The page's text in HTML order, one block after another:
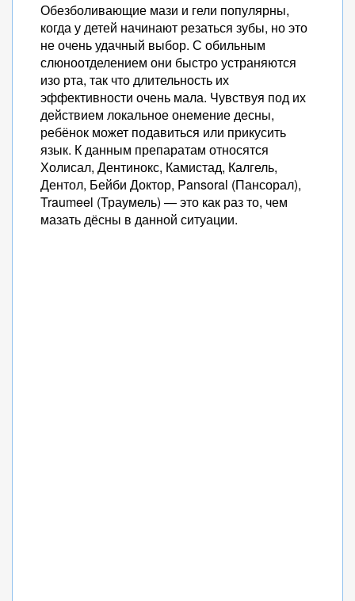
Обезболивающие мази и гели популярны,
когда у детей начинают резаться зубы, но это
не очень удачный выбор. С обильным
слюноотделением они быстро устраняются
изо рта, так что длительность их
эффективности очень мала. Чувствуя под их
действием локальное онемение десны,
ребёнок может подавиться или прикусить
язык. К данным препаратам относятся
Холисал, Дентинокс, Камистад, Калгель,
Дентол, Бейби Доктор, Pansoral (Пансорал),
Traumeel (Траумель) — это как раз то, чем
мазать дёсны в данной ситуации.